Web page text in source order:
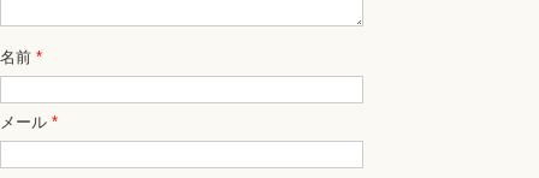
名前 *
メール *